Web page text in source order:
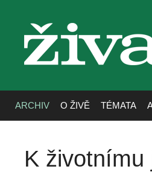
živa
ARCHIV O ŽIVĚ TÉMATA
K životnímu